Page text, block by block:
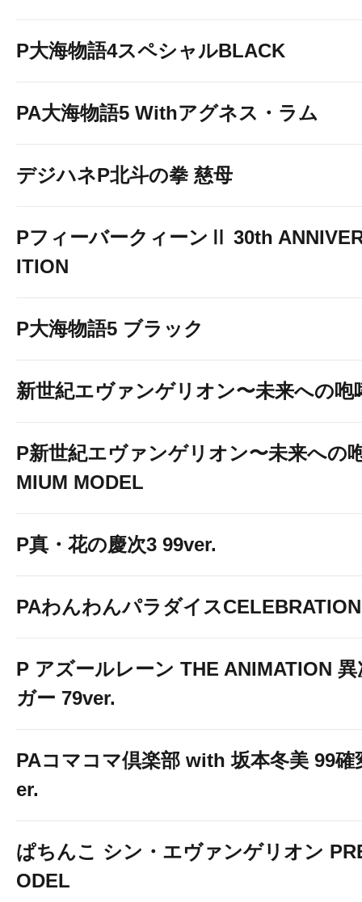
P大海物語4スペシャルBLACK
PA大海物語5 Withアグネス・ラム
デジハネP北斗の拳 慈母
PフィーバークィーンⅡ 30th
ITION
P大海物語5 ブラック
新世紀エヴァンゲリオン〜未来への咆
P新世紀エヴァンゲリオン〜未来への
MIUM MODEL
P真・花の慶次3 99ver.
PAわんわんパラダイスCELEBRATION
P アズールレーン THE ANIMATION
ガー 79ver.
PAコマコマ倶楽部 with 坂本冬美 99確
er.
ぱちんこ シン・エヴァンゲリオン
ODEL